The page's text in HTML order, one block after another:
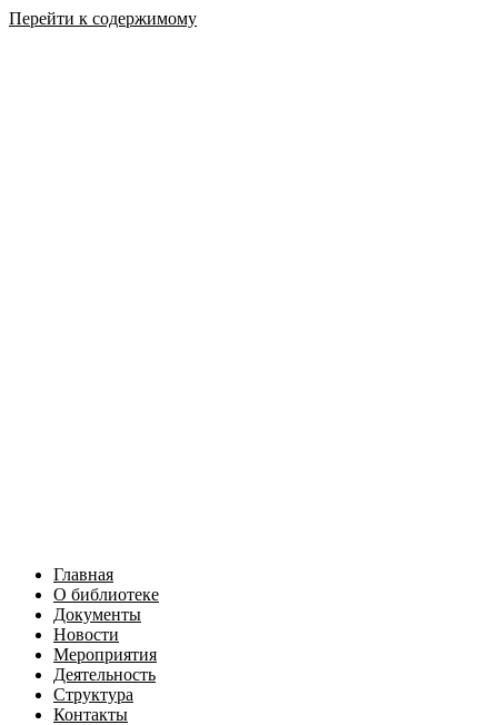
Перейти к содержимому
Главная
О библиотеке
Документы
Новости
Мероприятия
Деятельность
Структура
Контакты